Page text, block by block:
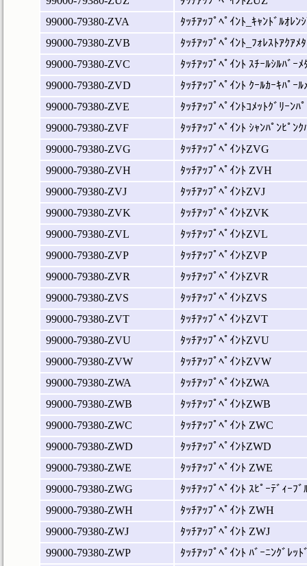
99000-79380-ZVA
ﾀｯﾁｱｯﾌﾟﾍﾟｲﾝﾄ_ｷｬﾝﾄﾞﾙｵﾚﾝ
99000-79380-ZVB
ﾀｯﾁｱｯﾌﾟﾍﾟｲﾝﾄ_ﾌｫﾚｽﾄｱｸｱﾒ
99000-79380-ZVC
ﾀｯﾁｱｯﾌﾟﾍﾟｲﾝﾄ ｽﾁｰﾙｼﾙﾊﾞｰﾒ
99000-79380-ZVD
ﾀｯﾁｱｯﾌﾟﾍﾟｲﾝﾄ ｸｰﾙｶｰｷﾊﾟｰﾙ
99000-79380-ZVE
ﾀｯﾁｱｯﾌﾟﾍﾟｲﾝﾄｺﾒｯﾄｸﾞﾘｰﾝﾊ
99000-79380-ZVF
ﾀｯﾁｱｯﾌﾟﾍﾟｲﾝﾄ ｼｬﾝﾊﾟﾝﾋﾟﾝｸ
99000-79380-ZVG
ﾀｯﾁｱｯﾌﾟﾍﾟｲﾝﾄZVG
99000-79380-ZVH
ﾀｯﾁｱｯﾌﾟﾍﾟｲﾝﾄ ZVH
99000-79380-ZVJ
ﾀｯﾁｱｯﾌﾟﾍﾟｲﾝﾄZVJ
99000-79380-ZVK
ﾀｯﾁｱｯﾌﾟﾍﾟｲﾝﾄZVK
99000-79380-ZVL
ﾀｯﾁｱｯﾌﾟﾍﾟｲﾝﾄZVL
99000-79380-ZVP
ﾀｯﾁｱｯﾌﾟﾍﾟｲﾝﾄZVP
99000-79380-ZVR
ﾀｯﾁｱｯﾌﾟﾍﾟｲﾝﾄZVR
99000-79380-ZVS
ﾀｯﾁｱｯﾌﾟﾍﾟｲﾝﾄZVS
99000-79380-ZVT
ﾀｯﾁｱｯﾌﾟﾍﾟｲﾝﾄZVT
99000-79380-ZVU
ﾀｯﾁｱｯﾌﾟﾍﾟｲﾝﾄZVU
99000-79380-ZVW
ﾀｯﾁｱｯﾌﾟﾍﾟｲﾝﾄZVW
99000-79380-ZWA
ﾀｯﾁｱｯﾌﾟﾍﾟｲﾝﾄZWA
99000-79380-ZWB
ﾀｯﾁｱｯﾌﾟﾍﾟｲﾝﾄZWB
99000-79380-ZWC
ﾀｯﾁｱｯﾌﾟﾍﾟｲﾝﾄ ZWC
99000-79380-ZWD
ﾀｯﾁｱｯﾌﾟﾍﾟｲﾝﾄZWD
99000-79380-ZWE
ﾀｯﾁｱｯﾌﾟﾍﾟｲﾝﾄ ZWE
99000-79380-ZWG
ﾀｯﾁｱｯﾌﾟﾍﾟｲﾝﾄ ｽﾋﾟｰﾃﾞｨｰﾌﾞ
99000-79380-ZWH
ﾀｯﾁｱｯﾌﾟﾍﾟｲﾝﾄ ZWH
99000-79380-ZWJ
ﾀｯﾁｱｯﾌﾟﾍﾟｲﾝﾄ ZWJ
99000-79380-ZWP
ﾀｯﾁｱｯﾌﾟﾍﾟｲﾝﾄ ﾊﾞｰﾆﾝｸﾞﾚｯﾄ